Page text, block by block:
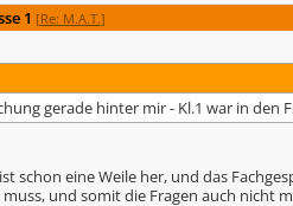
1 [Re: M.A.T.]
gerade hinter mir - Kl.1 war in den
schon eine Weile her, und das
muss, und somit die Fragen auch